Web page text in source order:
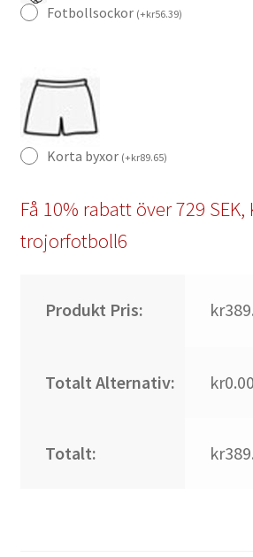
Fotbollsockor (+kr56.39)
Korta byxor (+kr89.65)
Få 10% rabatt över 729
trojorfotboll6
Produkt Pris:
Totalt Alternativ: kr0.00
Totalt: